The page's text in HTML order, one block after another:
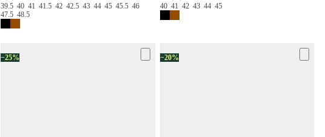
39.5404141.54242.543444545.546
47.548.5
40 41 42 43 44 45
−25% −20%